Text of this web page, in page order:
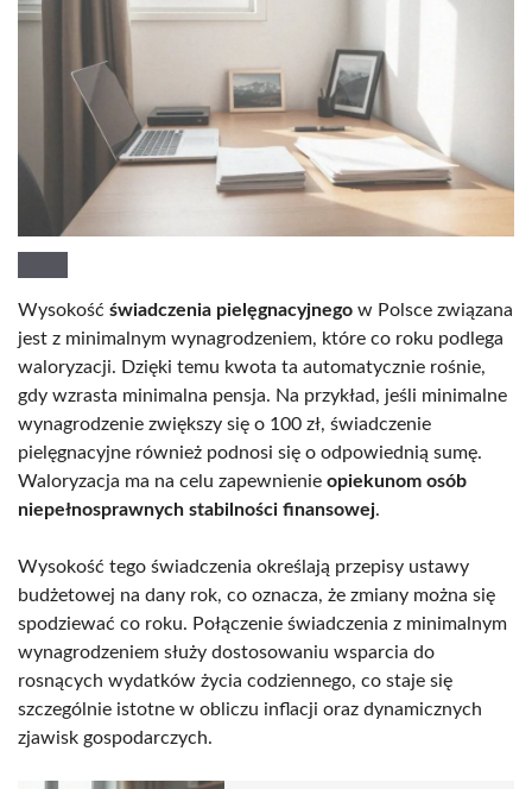
Wysokość świadczenia pielęgnacyjnego w Polsce związana
jest z minimalnym wynagrodzeniem, które co roku podlega
waloryzacji. Dzięki temu kwota ta automatycznie rośnie,
gdy wzrasta minimalna pensja. Na przykład, jeśli minimalne
wynagrodzenie zwiększy się o 100 zł, świadczenie
pielęgnacyjne również podnosi się o odpowiednią sumę.
Waloryzacja ma na celu zapewnienie opiekunom osób
niepełnosprawnych stabilności finansowej.
Wysokość tego świadczenia określają przepisy ustawy
budżetowej na dany rok, co oznacza, że zmiany można się
spodziewać co roku. Połączenie świadczenia z minimalnym
wynagrodzeniem służy dostosowaniu wsparcia do
rosnących wydatków życia codziennego, co staje się
szczególnie istotne w obliczu inflacji oraz dynamicznych
zjawisk gospodarczych.